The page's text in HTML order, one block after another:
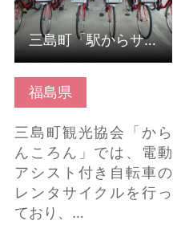
福島県
三島町観光協会「から
んころん」では、電動
アシスト付き自転車の
レンタサイクルを行っ
ており、…
三島町「駅からサイクリング」